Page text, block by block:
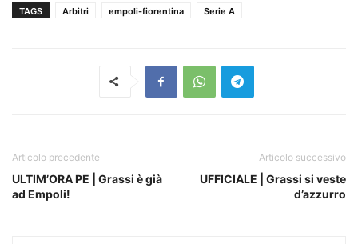
TAGS Arbitri empoli-fiorentina Serie A
Articolo precedente
ULTIM’ORA PE | Grassi è già
ad Empoli!
Articolo successivo
UFFICIALE | Grassi si veste
d’azzurro